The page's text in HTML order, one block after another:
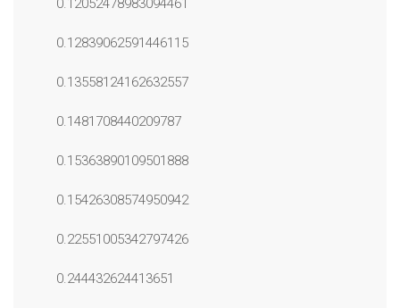
0.12052478983094461
0.12839062591446115
0.13558124162632557
0.1481708440209787
0.15363890109501888
0.15426308574950942
0.22551005342797426
0.244432624413651